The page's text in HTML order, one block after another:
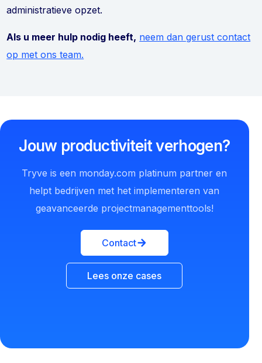
administratieve opzet.
Als u meer hulp nodig heeft, neem dan gerust contact
op met ons team.
Jouw productiviteit verhogen?
Tryve is een monday.com platinum partner en
helpt bedrijven met het implementeren van
geavanceerde projectmanagementtools!
Contact
Lees onze cases